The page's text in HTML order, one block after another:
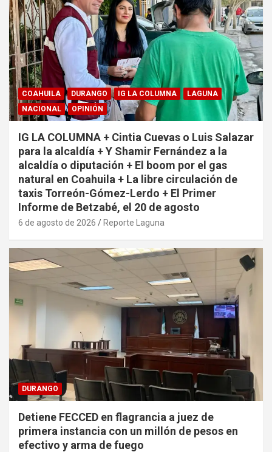
COAHUILA DURANGO IG LA COLUMNA
LAGUNA
NACIONAL
OPINIÓN
IG LA COLUMNA + Cintia Cuevas o Luis Salazar
para la alcaldía + Y Shamir Fernández a la
alcaldía o diputación + El boom por el gas
natural en Coahuila + La libre circulación de
taxis Torreón-Gómez-Lerdo + El Primer
Informe de Betzabé, el 20 de agosto
6 de agosto de 2026 Reporte Laguna
DURANGO
Detiene FECCED en flagrancia a juez de
primera instancia con un millón de pesos en
efectivo y arma de fuego